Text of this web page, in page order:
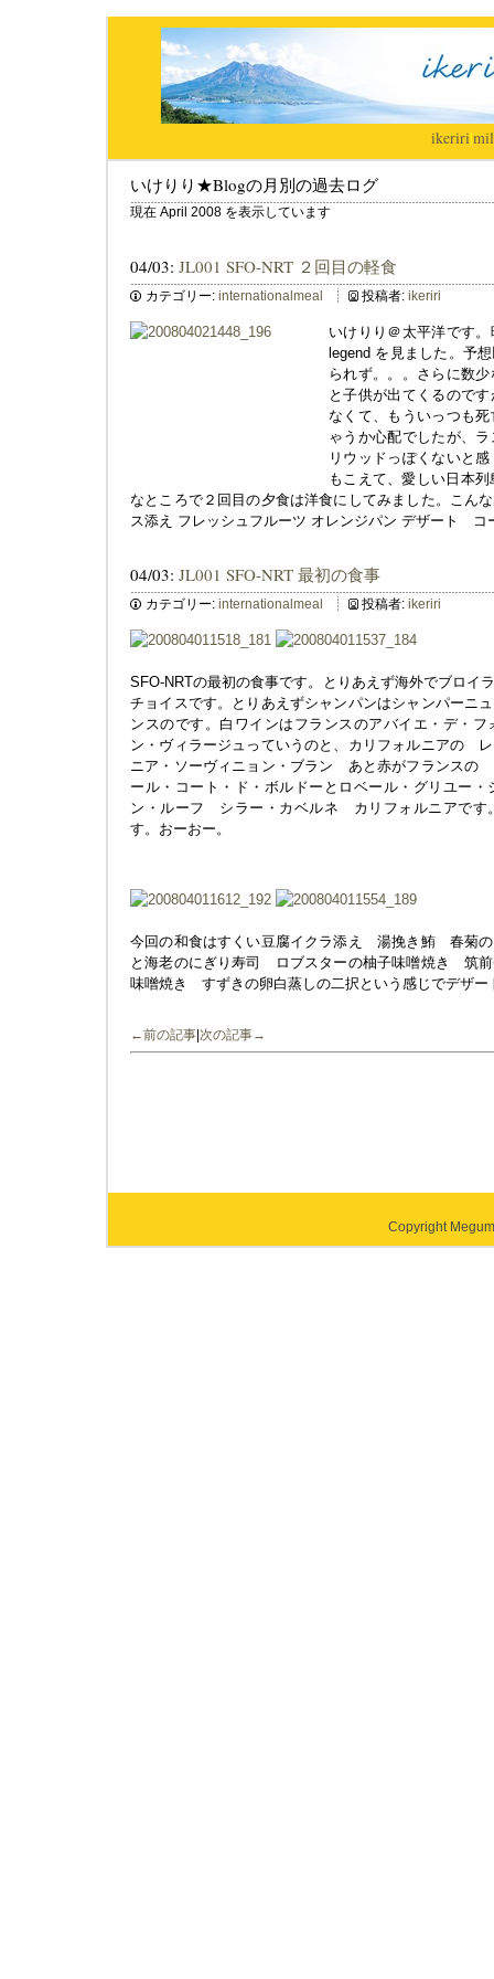
ikeriri|
いけりり★Blogの月別の過去ログ
現在 April 2008 を表示しています
04/03: JL001 SFO-NRT ２回目の軽食
カテゴリー: internationalmeal 投稿者: ikeriri
いけりり＠太平洋です
legend を見ました。予
られず。。。さらに数
と子供が出てくるので
なくて、もういっつも
ゃうか心配でしたが、
リウッドっぽくないと
もこえて、愛しい日本
なところで２回目の夕食は洋食にしてみました。こん
ス添え フレッシュフルーツ オレンジパン デザート コ
04/03: JL001 SFO-NRT 最初の食事
カテゴリー: internationalmeal 投稿者: ikeriri
SFO-NRTの最初の食事です。とりあえず海外でブロイ
チョイスです。とりあえずシャンパンはシャンパーニ
ンスのです。白ワインはフランスのアバイエ・デ・
ン・ヴィラージュっていうのと、カリフォルニアの
ニア・ソーヴィニョン・ブラン あと赤がフランス
ール・コート・ド・ボルドーとロベール・グリユー
ン・ルーフ シラー・カベルネ カリフォルニアです
す。おーおー。
今回の和食はすくい豆腐イクラ添え 湯挽き鮪 春菊
と海老のにぎり寿司 ロブスターの柚子味噌焼き
味噌焼き すずきの卵白蒸しの二択という感じでデザー
←前の記事 次の記事→
Copyright